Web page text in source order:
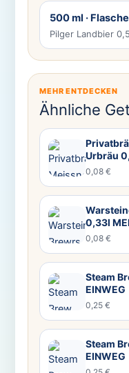
500 ml · Flasche
Pilger Landbier
MEHR ENTDECKEN
Ähnliche
Urbräu
0,08 €
0,33l
0,08 €
Steam
EINWEG
0,25 €
Steam
EINWEG